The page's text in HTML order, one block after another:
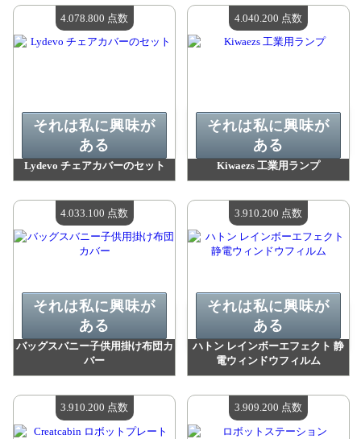
利用可能な数量：4
利用可能な数量：4
Lydevo チェアカバーのセット
利用可能な数量：4
それは私に興味が
ある
4.078.800 点数
Kiwaezs 工業用ランプ
利用可能な数量：4
それは私に興味が
ある
4.040.200 点数
バッグスバニー子供用掛け布団カ
バー
利用可能な数量：4
それは私に興味が
ある
4.033.100 点数
ハトン レインボーエフェクト 静
電ウィンドウフィルム
利用可能な数量：4
それは私に興味が
ある
3.910.200 点数
3.910.200 点数 3.909.200 点数